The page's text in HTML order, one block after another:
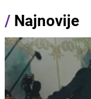
/ Najnovije